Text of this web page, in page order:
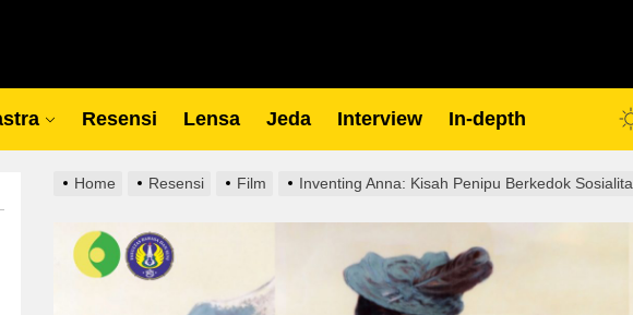
Resensi Lensa Jeda Interview In-depth
Home Resensi Film Inventing Anna: Kisah Penipu Berkedok Sosialita